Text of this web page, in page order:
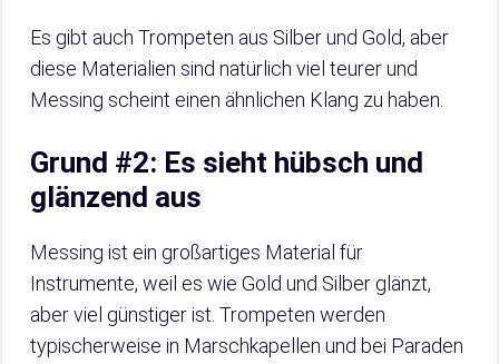
Es gibt auch Trompeten aus Silber und Gold, aber
diese Materialien sind natürlich viel teurer und
Messing scheint einen ähnlichen Klang zu haben.
Grund #2: Es sieht hübsch und
glänzend aus
Messing ist ein großartiges Material für
Instrumente, weil es wie Gold und Silber glänzt,
aber viel günstiger ist. Trompeten werden
typischerweise in Marschkapellen und bei Paraden